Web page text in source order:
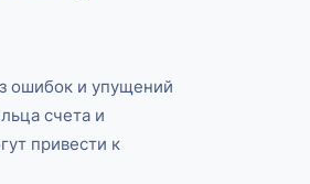
ошибок и упущений
счета и
привести к